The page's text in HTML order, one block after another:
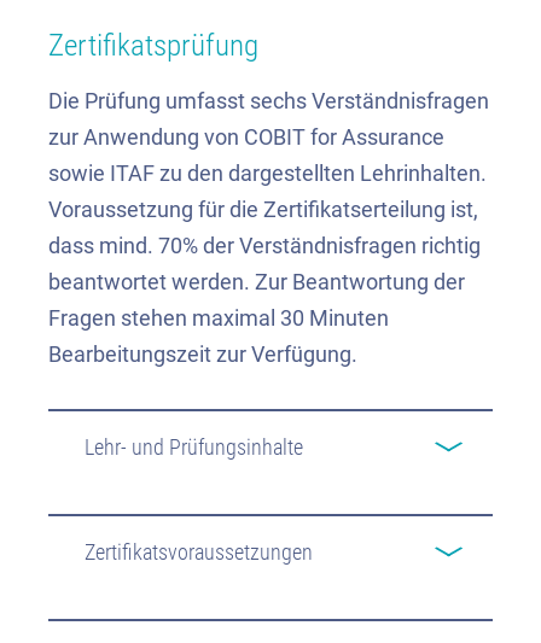
Zertifikatsprüfung
Die Prüfung umfasst sechs Verständnisfragen
zur Anwendung von COBIT for Assurance
sowie ITAF zu den dargestellten Lehrinhalten.
Voraussetzung für die Zertifikatserteilung ist,
dass mind. 70% der Verständnisfragen richtig
beantwortet werden. Zur Beantwortung der
Fragen stehen maximal 30 Minuten
Bearbeitungszeit zur Verfügung.
Lehr- und Prüfungsinhalte
Zertifikatsvoraussetzungen